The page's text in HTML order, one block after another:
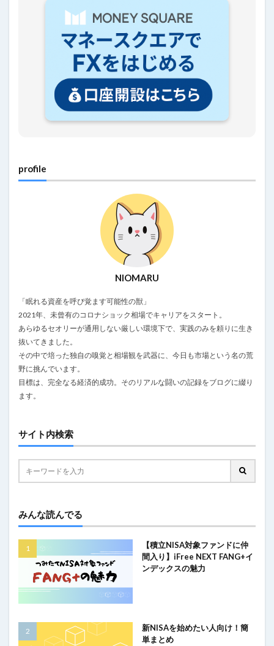
profile
NIOMARU
「眠れる資産を呼び覚ます可能性の獣」
2021年、未曾有のコロナショック相場でキャリアをスタート。
あらゆるセオリーが通用しない厳しい環境下で、実践のみを頼りに生き
抜いてきました。
その中で培った独自の嗅覚と相場観を武器に、今日も市場という名の荒
野に挑んでいます。
目標は、完全なる経済的成功。そのリアルな闘いの記録をブログに綴り
ます。
サイト内検索
みんな読んでる
【積立NISA対象ファンドに仲
間入り】iFree NEXT FANG+イ
ンデックスの魅力
新NISAを始めたい人向け！簡
単まとめ